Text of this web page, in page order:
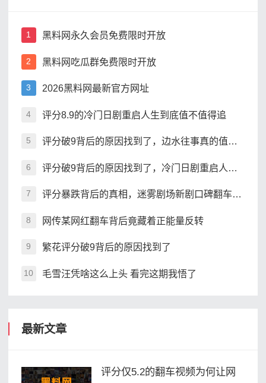
1 黑料网永久会员免费限时开放
2 黑料网吃瓜群免费限时开放
3 2026黑料网最新官方网址
4 评分8.9的冷门日剧重启人生到底值不值得追
5 评分破9背后的原因找到了，边水往事真的值得熬夜追吗
6 评分破9背后的原因找到了，冷门日剧重启人生为何封神
7 评分暴跌背后的真相，迷雾剧场新剧口碑翻车了吗
8 网传某网红翻车背后竟藏着正能量反转
9 繁花评分破9背后的原因找到了
10 毛雪汪凭啥这么上头 看完这期我悟了
最新文章
评分仅5.2的翻车视频为何让网